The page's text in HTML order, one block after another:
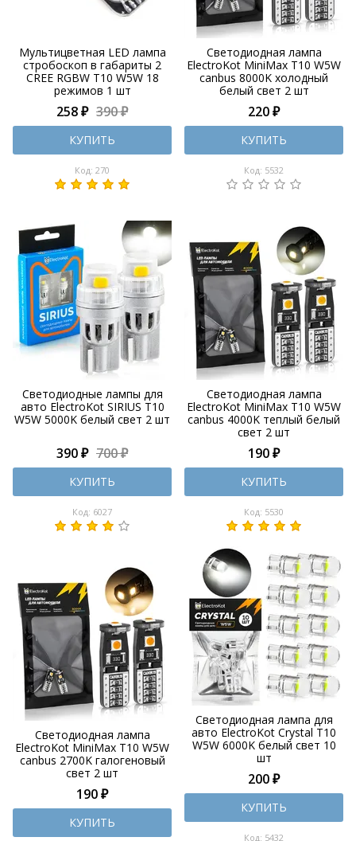
Мультицветная LED лампа
стробоскоп в габариты 2
CREE RGBW Т10 W5W 18
режимов 1 шт
258 ₽ 390 ₽
КУПИТЬ
Код: 270
Светодиодная лампа
ElectroKot MiniMax T10 W5W
canbus 8000K холодный
белый свет 2 шт
220 ₽
КУПИТЬ
Код: 5532
Светодиодные лампы для
авто ElectroKot SIRIUS T10
W5W 5000K белый свет 2 шт
390 ₽ 700 ₽
КУПИТЬ
Код: 6027
Светодиодная лампа
ElectroKot MiniMax T10 W5W
canbus 4000K теплый белый
свет 2 шт
190 ₽
КУПИТЬ
Код: 5530
Светодиодная лампа
ElectroKot MiniMax T10 W5W
canbus 2700K галогеновый
свет 2 шт
190 ₽
КУПИТЬ
Светодиодная лампа для
авто ElectroKot Crystal T10
W5W 6000K белый свет 10
шт
200 ₽
КУПИТЬ
Код: 5432